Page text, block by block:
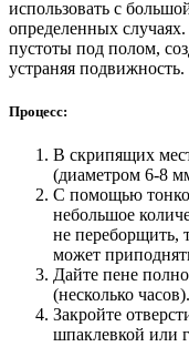
использовать с
определенных
пустоты под полом,
устраняя подвижность.
Процесс:
В скрипящих
(диаметром 6-8
С помощью
небольшое
не переборщить,
может
Дайте пене
(несколько часов).
Закройте
шпаклевкой или